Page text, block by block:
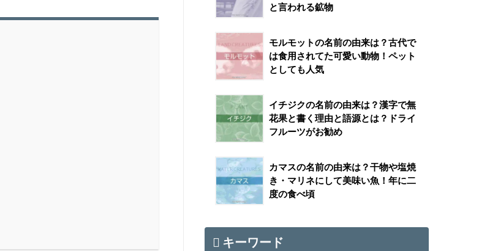
と言われる鉱物
モルモットの名前の由来は？古代で
は食用されてた可愛い動物！ペット
としても人気
イチジクの名前の由来は？漢字で無
花果と書く理由と語源とは？ドライ
フルーツがお勧め
カマスの名前の由来は？干物や塩焼
き・マリネにして美味い魚！年に二
度の食べ頃
キーワード